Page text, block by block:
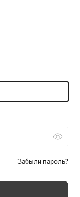
Забыли пароль?